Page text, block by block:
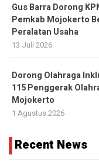
Gus Barra Dorong
Pemkab Mojokerto
Peralatan Usaha
13 Juli 2026
Dorong Olahraga
115 Penggerak
Mojokerto
1 Agustus 2026
Recent News